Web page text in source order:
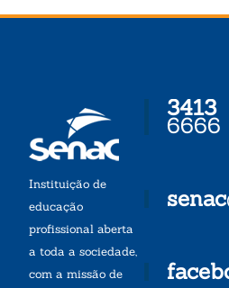
Instituição de
educação
profissional aberta
a toda a sociedade,
com a missão de
3413
6666
senac